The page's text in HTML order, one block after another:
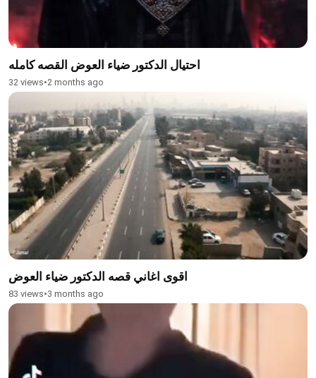
احتيال الدكتور ضياء العوض القصه كامله
32 views•2 months ago
اقوى اغاني قصه الدكتور ضياء العوض
83 views•3 months ago